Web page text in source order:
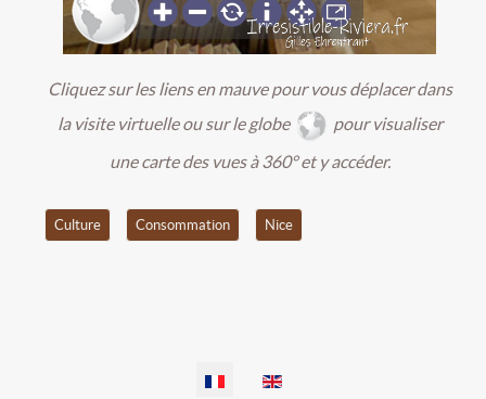
Cliquez sur les liens en mauve pour vous déplacer dans
la visite virtuelle ou sur le globe
pour visualiser
une carte des vues à 360° et y accéder.
Culture Consommation Nice
Sélectionnez votre langue